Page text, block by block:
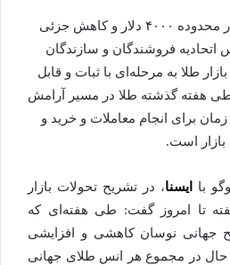
با ثبات قیمت جهانی طلا در محدوده ۴۰۰۰ دلار و کاهش جزئی
اتحادیه فروشندگان و سازندگان
طلا به مرحله‌ای با ثبات و قابل
هفته گذشته طلا در مسیر آرامش
زمان برای انجام معاملات و خرید و
است.
با ایسنا، در تشریح تحولات بازار
تا امروز گفت: طی هفته‌ای که
جهانی نوسان کاهشی و افزایشی
حال در مجموع هر انس طلای جهانی